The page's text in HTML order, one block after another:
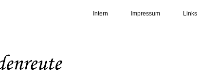
Intern Impressum Links